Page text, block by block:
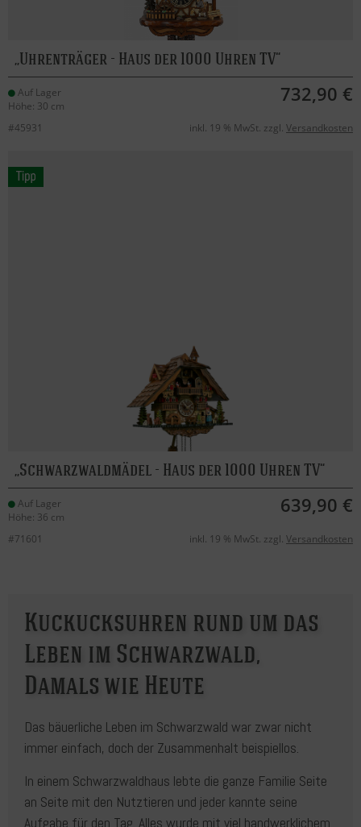
Uhrenträger - Haus der 1000 Uhren TV
Auf Lager
Höhe: 30 cm
732,90 €
#45931 inkl. 19 % MwSt. zzgl. Versandkosten
Schwarzwaldmädel - Haus der 1000 Uhren TV
Auf Lager
Höhe: 36 cm
639,90 €
#71601 inkl. 19 % MwSt. zzgl. Versandkosten
Kuckucksuhren rund um das
Leben im Schwarzwald,
Damals wie Heute
Das bäuerliche Leben im Schwarzwald war zwar nicht
immer einfach, doch der Zusammenhalt beispiellos.
In einem Schwarzwaldhaus lebte die ganze Familie Seite
an Seite mit den Nutztieren und jeder kannte seine
Aufgabe für den Tag. Alles wurde mit viel handwerklichem